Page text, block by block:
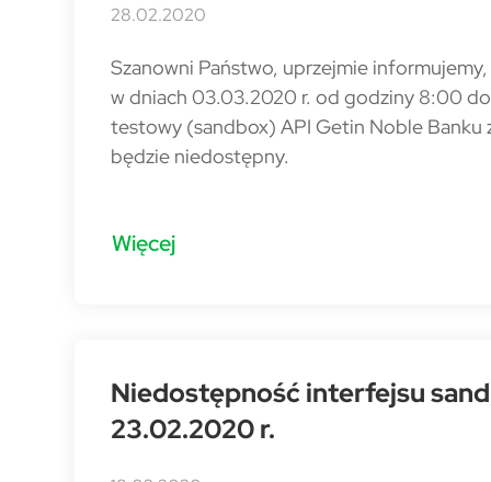
28.02.2020
Szanowni Państwo, uprzejmie
w dniach 03.03.2020 r. od godziny 8:00
testowy (sandbox) API Getin Noble Banku
będzie niedostępny.
Więcej
Niedostępność interfejsu
23.02.2020 r.